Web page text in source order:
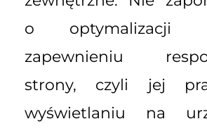
o optymalizacji
zapewnieniu
strony, czyli jej
wyświetlaniu na